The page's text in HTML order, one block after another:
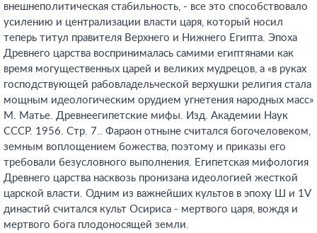
внешнеполитическая стабильность, - все это способствовало
усилению и централизации власти царя, который носил
теперь титул правителя Верхнего и Нижнего Египта. Эпоха
Древнего царства воспринималась самими египтянами как
время могущественных царей и великих мудрецов, а «в руках
господствующей рабовладельческой верхушки религия стала
мощным идеологическим орудием угнетения народных масс»
М. Матье. Древнеегипетские мифы. Изд. Академии Наук
СССР. 1956. Стр. 7.. Фараон отныне считался богочеловеком,
земным воплощением божества, поэтому и приказы его
требовали безусловного выполнения. Египетская мифология
Древнего царства насквозь пронизана идеологией жесткой
царской власти. Одним из важнейших культов в эпоху Ш и 1V
династий считался культ Осириса - мертвого царя, вождя и
мертвого бога плодоносящей земли.